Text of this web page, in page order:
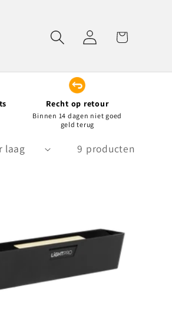
InloggenWinkelwagen
Recht op retour
Binnen 14 dagen niet goed
geld terug
9 producten